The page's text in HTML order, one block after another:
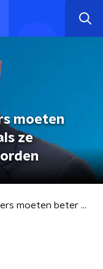
moeten
ze
Stand.nl: Nieuwkomers moeten beter hun best doen als ze Nederlander willen worden